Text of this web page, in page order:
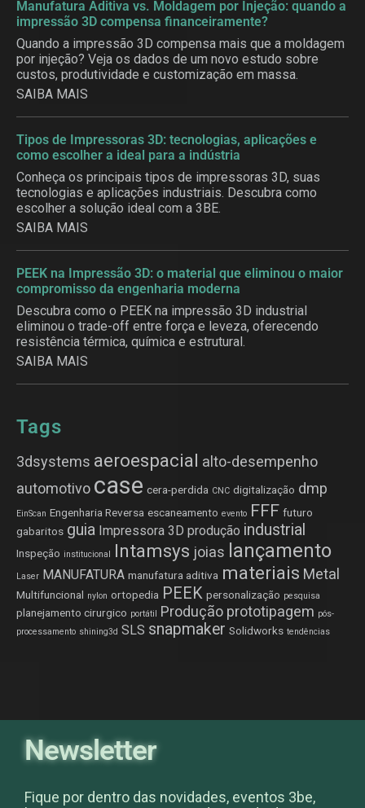
Manufatura Aditiva vs. Moldagem por Injeção: quando a
impressão 3D compensa financeiramente?
Quando a impressão 3D compensa mais que a moldagem
por injeção? Veja os dados de um novo estudo sobre
custos, produtividade e customização em massa.
SAIBA MAIS
Tipos de Impressoras 3D: tecnologias, aplicações e
como escolher a ideal para a indústria
Conheça os principais tipos de impressoras 3D, suas
tecnologias e aplicações industriais. Descubra como
escolher a solução ideal com a 3BE.
SAIBA MAIS
PEEK na Impressão 3D: o material que eliminou o maior
compromisso da engenharia moderna
Descubra como o PEEK na impressão 3D industrial
eliminou o trade-off entre força e leveza, oferecendo
resistência térmica, química e estrutural.
SAIBA MAIS
Tags
3dsystems aeroespacial alto-desempenho
automotivo case cera-perdida CNC digitalização dmp
EinScan Engenharia Reversa escaneamento evento FFF futuro
gabaritos guia Impressora 3D produção industrial
Inspeção institucional Intamsys joias lançamento
Laser MANUFATURA manufatura aditiva materiais Metal
Multifuncional nylon ortopedia PEEK personalização pesquisa
planejamento cirurgico portátil Produção prototipagem pós-
processamento shining3d SLS snapmaker Solidworks tendências
Newsletter
Fique por dentro das novidades, eventos 3be,